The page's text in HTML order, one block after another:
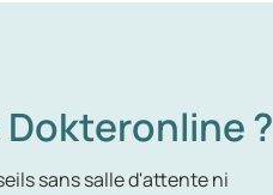
?
sans salle d'attente ni